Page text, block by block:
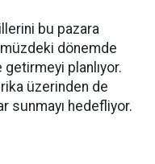
bu pazara
dönemde
planlıyor.
üzerinden de
sunmayı hedefliyor.